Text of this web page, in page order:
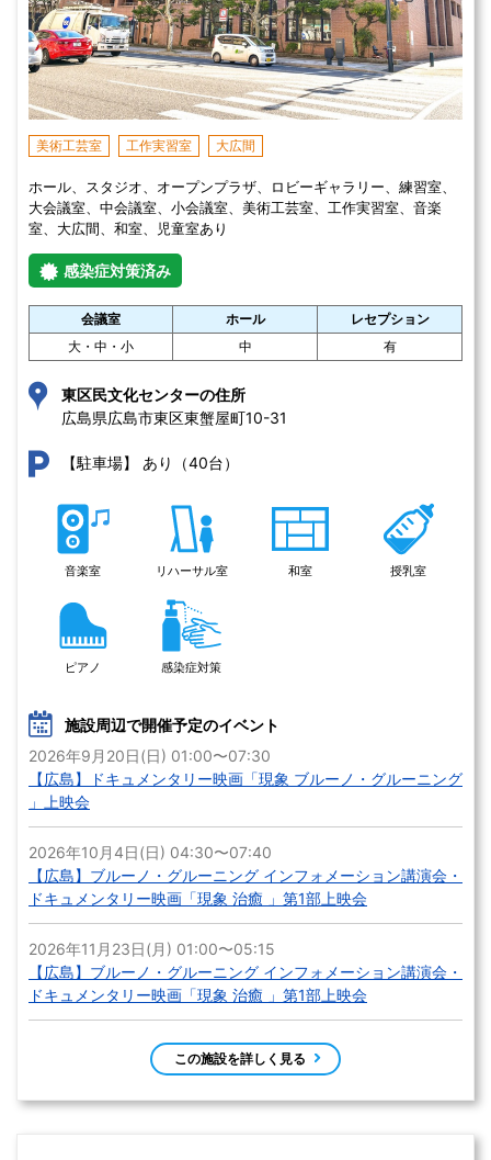
美術工芸室 工作実習室 大広間
ホール、スタジオ、オープンプラザ、ロビーギャラリー、練習室、
大会議室、中会議室、小会議室、美術工芸室、工作実習室、音楽
室、大広間、和室、児童室あり
感染症対策済み
会議室 ホール
レセプション
大・中・小
中 有
東区民文化センターの住所
広島県広島市東区東蟹屋町10-31
【駐車場】 あり（40台）
音楽室 リハーサル室 和室 授乳室
ピアノ 感染症対策
施設周辺で開催予定のイベント
2026年9月20日(日) 01:00〜07:30
【広島】ドキュメンタリー映画「現象 ブルーノ・グルーニング
」上映会
2026年10月4日(日) 04:30〜07:40
【広島】ブルーノ・グルーニング インフォメーション講演会・
ドキュメンタリー映画「現象 治癒 」第1部上映会
2026年11月23日(月) 01:00〜05:15
【広島】ブルーノ・グルーニング インフォメーション講演会・
ドキュメンタリー映画「現象 治癒 」第1部上映会
この施設を詳しく見る